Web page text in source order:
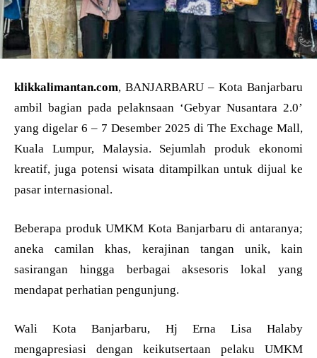
klikkalimantan.com, BANJARBARU – Kota Banjarbaru
ambil bagian pada pelaknsaan ‘Gebyar Nusantara 2.0’
yang digelar 6 – 7 Desember 2025 di The Exchage Mall,
Kuala Lumpur, Malaysia. Sejumlah produk ekonomi
kreatif, juga potensi wisata ditampilkan untuk dijual ke
pasar internasional.
Beberapa produk UMKM Kota Banjarbaru di antaranya;
aneka camilan khas, kerajinan tangan unik, kain
sasirangan hingga berbagai aksesoris lokal yang
mendapat perhatian pengunjung.
Wali Kota Banjarbaru, Hj Erna Lisa Halaby
mengapresiasi dengan keikutsertaan pelaku UMKM